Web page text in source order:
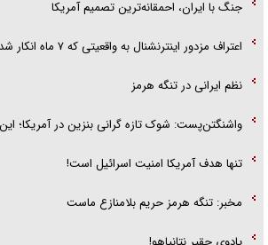
جنگ با ایران، احمقانه‌ترین تصمیم آمریکا
اعتراف مزدور اینترنشنال به واقعیتی که ۷ ماه انکار شد!
نظم ایرانی در تنگه هرمز
واشنگتن‌پست: شوک تازه گرانی بنزین در آمریکا؛
تنها هدف آمریکا امنیت اسرائیل است!
مخبر: تنگه هرمز حریم بلامنازع ماست